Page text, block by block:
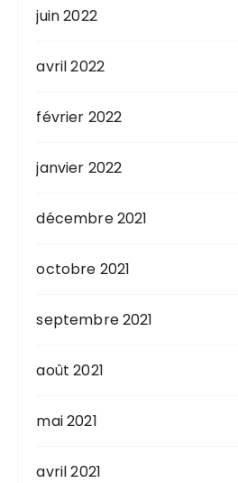
juin 2022
avril 2022
février 2022
janvier 2022
décembre 2021
octobre 2021
septembre 2021
août 2021
mai 2021
avril 2021